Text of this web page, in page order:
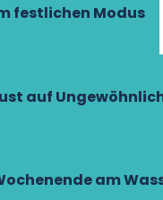
festlichen Modus
auf
am